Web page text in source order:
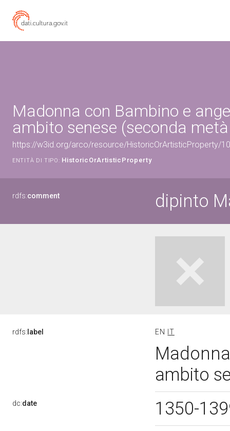
Madonna con Bambino e
ambito senese (seconda
https://w3id.org/arco/resource/HistoricOrArtisticProperty/
ENTITÀ DI TIPO: HistoricOrArtisticProperty
rdfs:comment dipinto
rdfs: label EN IT
ambito
dc:date 1350-